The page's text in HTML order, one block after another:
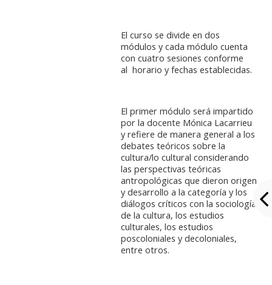
El curso se divide en dos
módulos y cada módulo cuenta
con cuatro sesiones conforme
al horario y fechas establecidas.
El primer módulo será impartido
por la docente Mónica Lacarrieu
y refiere de manera general a los
debates teóricos sobre la
cultura/lo cultural considerando
las perspectivas teóricas
antropológicas que dieron origen
y desarrollo a la categoría y los
diálogos críticos con la sociología
de la cultura, los estudios
culturales, los estudios
poscoloniales y decoloniales,
entre otros.